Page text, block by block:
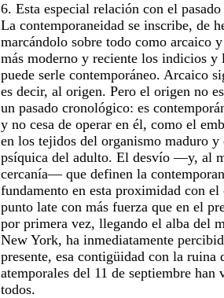
6. Esta especial relación con el
La contemporaneidad se inscribe, de
marcándolo sobre todo como arcaico
más moderno y reciente los indicios y
puede serle contemporáneo. Arcaico
es decir, al origen. Pero el origen no
un pasado cronológico: es
y no cesa de operar en él, como el
en los tejidos del organismo maduro
psíquica del adulto. El desvío —y, al
cercanía— que definen la
fundamento en esta proximidad con
punto late con más fuerza que en el
por primera vez, llegando el alba del
New York, ha inmediatamente
presente, esa contigüidad con la ruina
atemporales del 11 de septiembre han
todos.